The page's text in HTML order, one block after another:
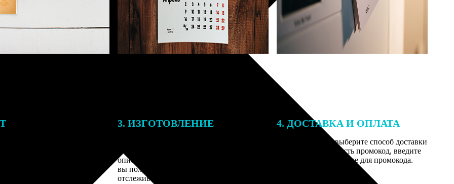
3. ИЗГОТОВЛЕНИЕ
описанием заказа. Когда отправим заказ
вы получите письмо с трек-номером для
отслеживания.
4. ДОСТАВКА И ОПЛАТА
Введите адрес и выберите способ доставки
заказа. Если у вас есть промокод, введите
его в специальное поле для промокода.